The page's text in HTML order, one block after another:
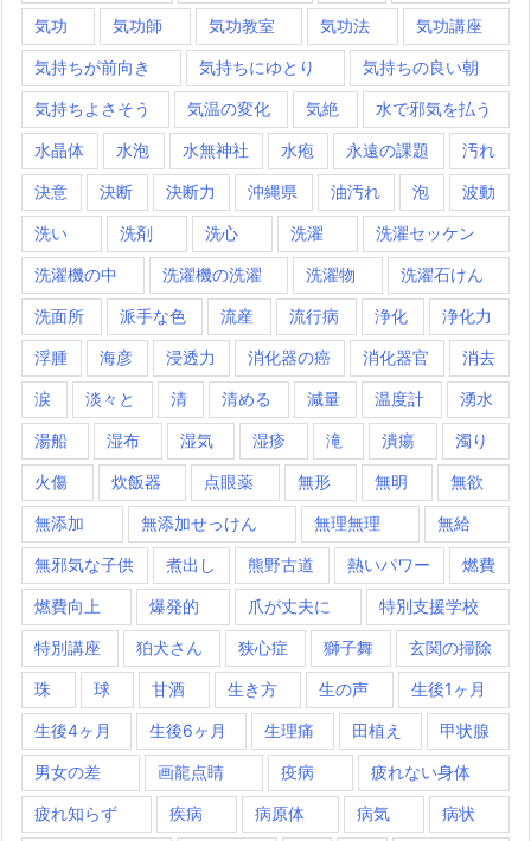
気功 気功師 気功教室 気功法 気功講座
気持ちが前向き 気持ちにゆとり 気持ちの良い朝
気持ちよさそう 気温の変化 気絶 水で邪気を払う
水晶体 水泡 水無神社 水疱 永遠の課題 汚れ
決意 決断 決断力 沖縄県 油汚れ 泡 波動
洗い 洗剤 洗心 洗濯 洗濯セッケン
洗濯機の中 洗濯機の洗濯 洗濯物 洗濯石けん
洗面所 派手な色 流産 流行病 浄化 浄化力
浮腫 海彦 浸透力 消化器の癌 消化器官 消去
涙 淡々と 清 清める 減量 温度計 湧水
湯船 湿布 湿気 湿疹 滝 潰瘍 濁り
火傷 炊飯器 点眼薬 無形 無明 無欲
無添加 無添加せっけん 無理無理 無給
無邪気な子供 煮出し 熊野古道 熱いパワー 燃費
燃費向上 爆発的 爪が丈夫に 特別支援学校
特別講座 狛犬さん 狭心症 獅子舞 玄関の掃除
珠 球 甘酒 生き方 生の声 生後1ヶ月
生後4ヶ月 生後6ヶ月 生理痛 田植え 甲状腺
男女の差 画龍点睛 疫病 疲れない身体
疲れ知らず 疾病 病原体 病気 病状